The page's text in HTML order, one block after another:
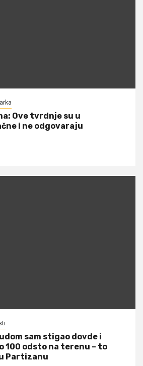
​Ove tvrdnje su u
i ne odgovaraju
sam stigao dovde i
100 odsto na terenu – to
Partizanu